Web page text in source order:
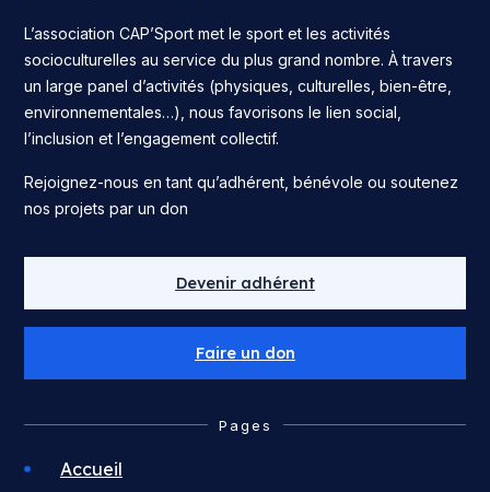
L’association CAP’Sport met le sport et les activités
socioculturelles au service du plus grand nombre. À travers
un large panel d’activités (physiques, culturelles, bien-être,
environnementales…), nous favorisons le lien social,
l’inclusion et l’engagement collectif.
Rejoignez-nous en tant qu’adhérent, bénévole ou soutenez
nos projets par un don
Devenir adhérent
Faire un don
Pages
Accueil